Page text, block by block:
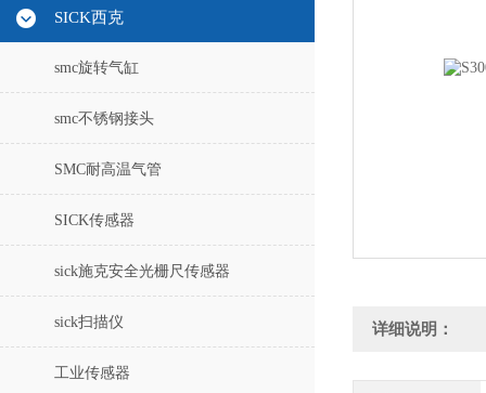
SICK西克
smc旋转气缸
smc不锈钢接头
SMC耐高温气管
SICK传感器
sick施克安全光栅尺传感器
sick扫描仪
工业传感器
详细说明：